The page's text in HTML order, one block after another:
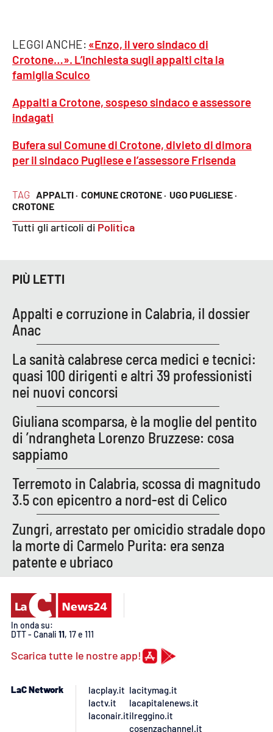
Eventi
Food
Storie
LAC
NETWORK
Lacplay.it
Lactv.it
Lacitymag.it
Lacapitalenews.it
Ilreggino.it
Cosenzachannel.it
Ilvibonese.it
Catanzarochannel.it
APP
Apple
TAG APPALTI · COMUNE CROTONE · UGO PUGLIESE ·
CROTONE
Tutti gli articoli di Politica
LEGGI ANCHE: «Enzo, il vero sindaco di
Crotone…». L’inchiesta sugli appalti cita la
famiglia Sculco
Appalti a Crotone, sospeso sindaco e assessore
indagati
Bufera sul Comune di Crotone, divieto di dimora
per il sindaco Pugliese e l’assessore Frisenda
PIÙ LETTI
Appalti e corruzione in Calabria, il dossier
Anac
La sanità calabrese cerca medici e tecnici:
quasi 100 dirigenti e altri 39 professionisti
nei nuovi concorsi
Giuliana scomparsa, è la moglie del pentito
di ’ndrangheta Lorenzo Bruzzese: cosa
sappiamo
Terremoto in Calabria, scossa di magnitudo
3.5 con epicentro a nord-est di Celico
Zungri, arrestato per omicidio stradale dopo
la morte di Carmelo Purita: era senza
patente e ubriaco
In onda su:
DTT - Canali 11, 17 e 111
Scarica tutte le nostre app!
LaC Network
lacplay.it
lactv.it
laconair.it
lacitymag.it
lacapitalenews.it
ilreggino.it
cosenzachannel.it